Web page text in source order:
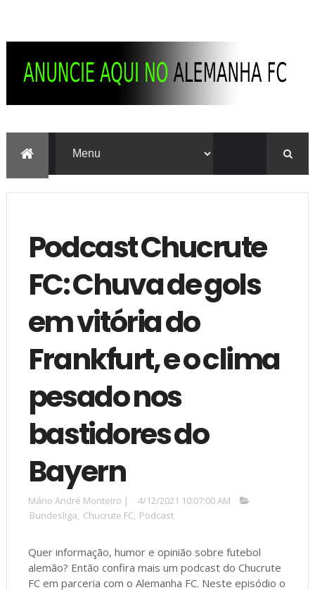
Podcast Chucrute
FC: Chuva de gols
em vitória do
Frankfurt, e o clima
pesado nos
bastidores do
Bayern
Mário André Monteiro |
4/12/2021 10:07:00 AM
Bundesliga, Chucrute FC, Podcast
Quer informação, humor e opinião sobre futebol
alemão? Então confira mais um podcast do Chucrute
FC em parceria com o Alemanha FC. Neste episódio o